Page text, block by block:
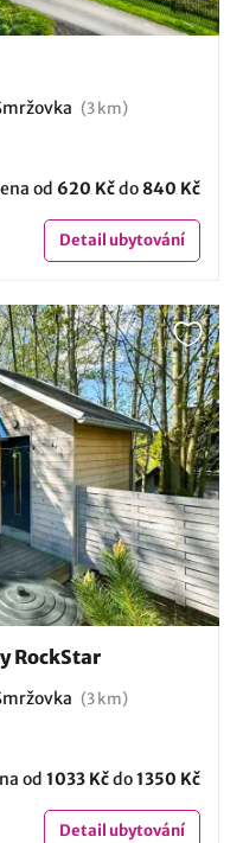
(3 km)
od 620 Kčdo 840 Kč
Detailubytování
RockStar
(3 km)
od 1033 Kčdo1350 Kč
Detailubytování